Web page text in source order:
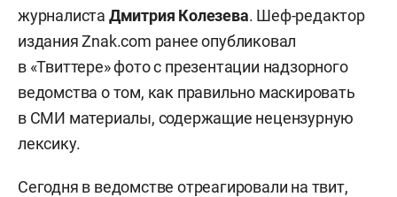
журналиста Дмитрия Колезева. Шеф-редактор
издания Znak.com ранее опубликовал
в «Твиттере» фото с презентации надзорного
ведомства о том, как правильно маскировать
в СМИ материалы, содержащие нецензурную
лексику.
Сегодня в ведомстве отреагировали на твит,